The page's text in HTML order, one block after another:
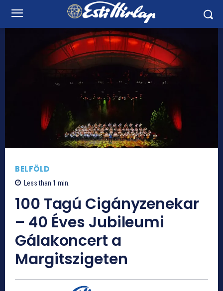
BELFÖLD
Less than 1 min.
100 Tagú Cigányzenekar
– 40 Éves Jubileumi
Gálakoncert a
Margitszigeten